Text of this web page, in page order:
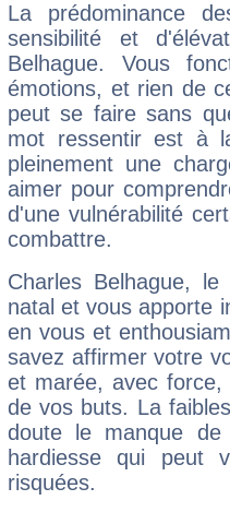
La prédominance
sensibilité et
Belhague. Vous
émotions, et rien de
peut se faire sans
mot ressentir est à
pleinement une
aimer pour
d'une vulnérabilité
combattre.
Charles Belhague,
natal et vous apporte
en vous et
savez affirmer votre
et marée, avec
de vos buts. La
doute le manque
hardiesse qui peut
risquées.